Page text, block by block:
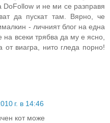
DoFollow и не ми се разправя
да пускат там. Вярно, че
- личният блог на една
на всеки трябва да му е ясно,
виагра, нито гледа порно!
г. в 14:46
кот може